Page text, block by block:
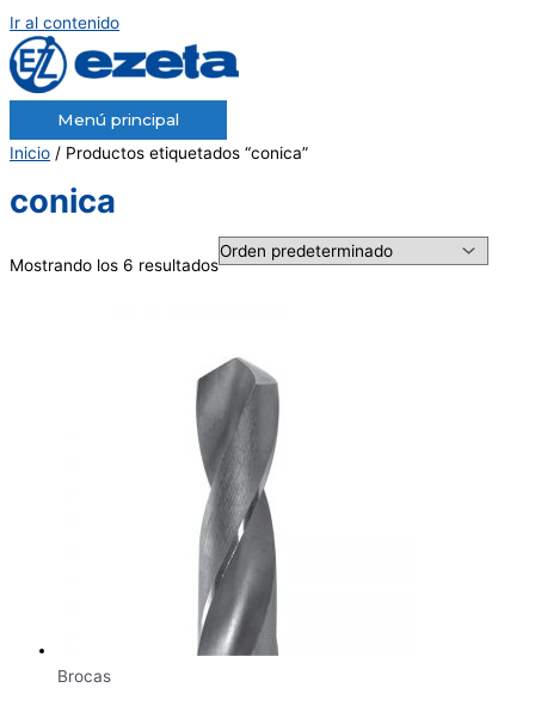
Ir al contenido
Menú principal
Inicio / Productos etiquetados “conica”
conica
Mostrando los 6 resultados
Brocas